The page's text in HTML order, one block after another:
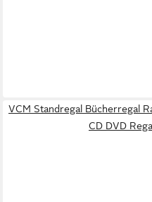
VCM Standregal Bücherregal
CD DVD